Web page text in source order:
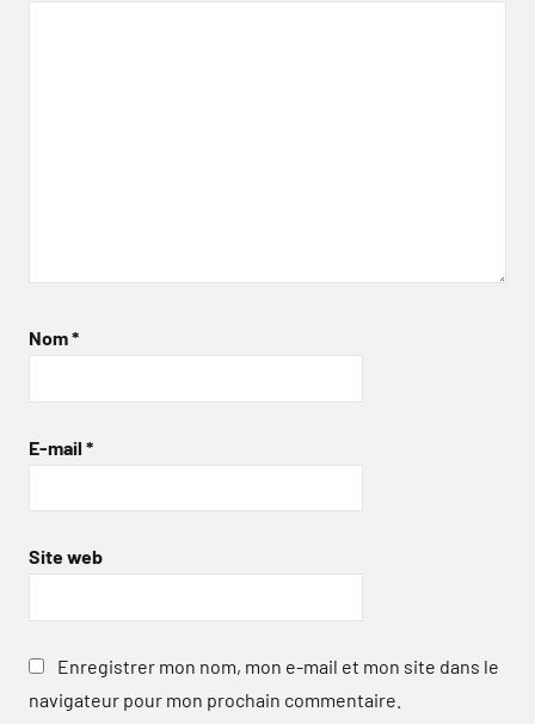
Nom*
E-mail *
Site web
Enregistrer mon nom, mon e-mail et mon site dans le
navigateur pour mon prochain commentaire.